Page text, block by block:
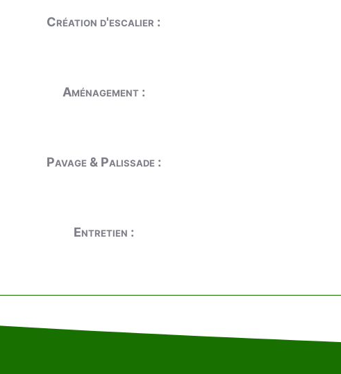
Création d'escalier :
Aménagement :
Pavage & Palissade :
Entretien :